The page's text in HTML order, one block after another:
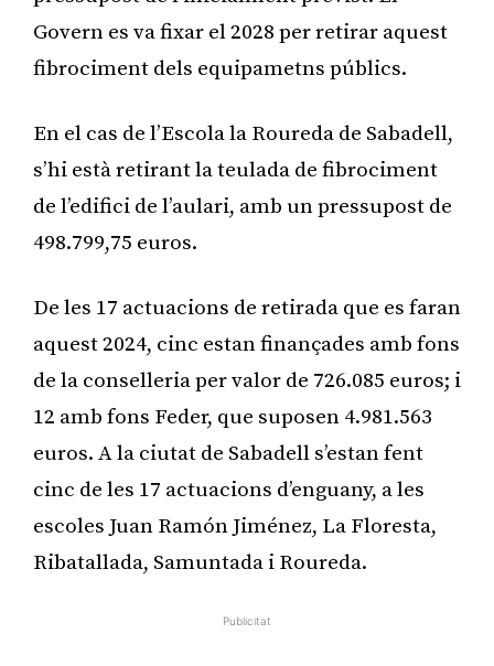
Govern es va fixar el 2028 per retirar aquest
fibrociment dels equipametns públics.
En el cas de l’Escola la Roureda de Sabadell,
s’hi està retirant la teulada de fibrociment
de l’edifici de l’aulari, amb un pressupost de
498.799,75 euros.
De les 17 actuacions de retirada que es faran
aquest 2024, cinc estan finançades amb fons
de la conselleria per valor de 726.085 euros; i
12 amb fons Feder, que suposen 4.981.563
euros. A la ciutat de Sabadell s’estan fent
cinc de les 17 actuacions d’enguany, a les
escoles Juan Ramón Jiménez, La Floresta,
Ribatallada, Samuntada i Roureda.
Publicitat